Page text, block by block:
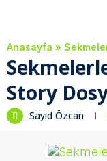
Anasayfa »
Story
Sayid Özcan